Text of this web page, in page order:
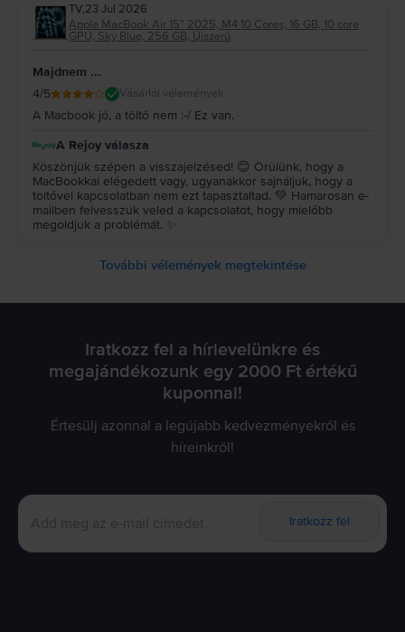
TV,23 Jul 2026
Apple MacBook Air 15″ 2025, M4 10 Cores, 16 GB, 10 core
GPU, Sky Blue, 256 GB, Újszerű
Majdnem ...
4/5 Vásárlói vélemények
A Macbook jó, a töltő nem :-/ Ez van.
A Rejoy válasza
Köszönjük szépen a visszajelzésed! 😊 Örülünk, hogy a
MacBookkal elégedett vagy, ugyanakkor sajnáljuk, hogy a
töltővel kapcsolatban nem ezt tapasztaltad. 💚 Hamarosan e-
mailben felvesszük veled a kapcsolatot, hogy mielőbb
megoldjuk a problémát. ✨
További vélemények megtekintése
Iratkozz fel a hírlevelünkre és
megajándékozunk egy 2000 Ft értékű
kuponnal!
Értesülj azonnal a legújabb kedvezményekről és
híreinkről!
Iratkozz fel